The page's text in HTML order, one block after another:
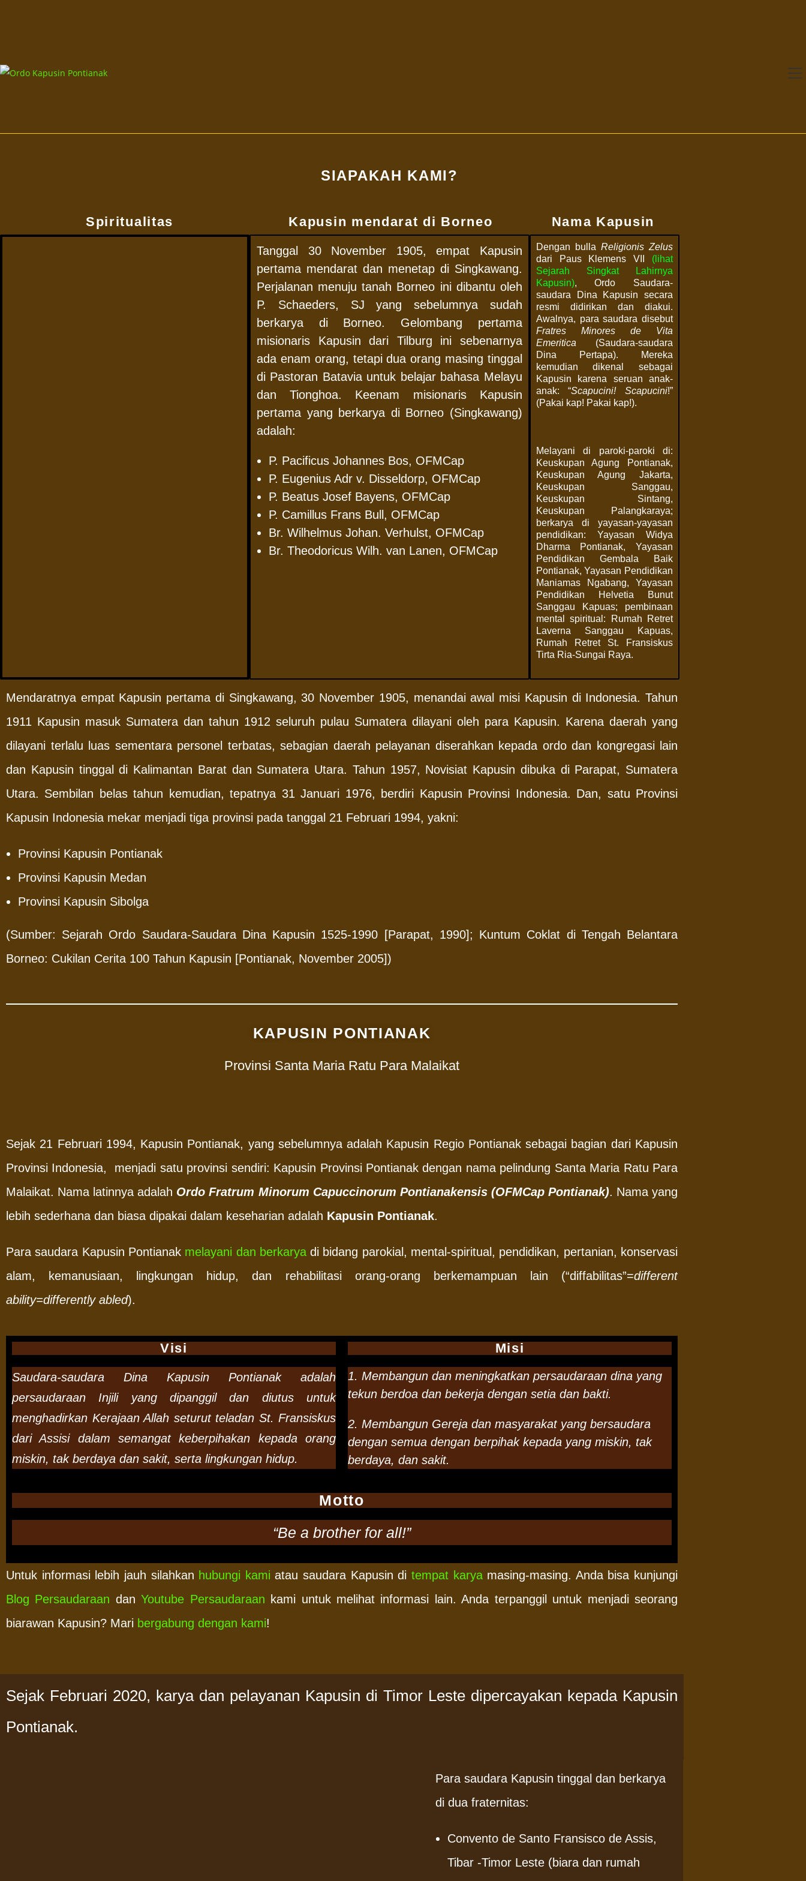
SIAPAKAH KAMI?
Spiritualitas Kapusin mendarat di Borneo Nama Kapusin
Tanggal 30 November 1905, empat Kapusin
pertama mendarat dan menetap di Singkawang.
Perjalanan menuju tanah Borneo ini dibantu oleh
P. Schaeders, SJ yang sebelumnya sudah
berkarya di Borneo. Gelombang pertama
misionaris Kapusin dari Tilburg ini sebenarnya
ada enam orang, tetapi dua orang masing tinggal
di Pastoran Batavia untuk belajar bahasa Melayu
dan Tionghoa. Keenam misionaris Kapusin
pertama yang berkarya di Borneo (Singkawang)
adalah:
P. Pacificus Johannes Bos, OFMCap
P. Eugenius Adr v. Disseldorp, OFMCap
P. Beatus Josef Bayens, OFMCap
P. Camillus Frans Bull, OFMCap
Br. Wilhelmus Johan. Verhulst, OFMCap
Br. Theodoricus Wilh. van Lanen, OFMCap
Dengan bulla Religionis Zelus
dari Paus Klemens VII (lihat
Sejarah Singkat Lahirnya
Kapusin), Ordo Saudara-
saudara Dina Kapusin secara
resmi didirikan dan diakui.
Awalnya, para saudara disebut
Fratres Minores de Vita
Emeritica (Saudara-saudara
Dina Pertapa). Mereka
kemudian dikenal sebagai
Kapusin karena seruan anak-
anak: “Scapucini! Scapucini!”
(Pakai kap! Pakai kap!).
Melayani di paroki-paroki di:
Keuskupan Agung Pontianak,
Keuskupan Agung Jakarta,
Keuskupan Sanggau,
Keuskupan Sintang,
Keuskupan Palangkaraya;
berkarya di yayasan-yayasan
pendidikan: Yayasan Widya
Dharma Pontianak, Yayasan
Pendidikan Gembala Baik
Pontianak, Yayasan Pendidikan
Maniamas Ngabang, Yayasan
Pendidikan Helvetia Bunut
Sanggau Kapuas; pembinaan
mental spiritual: Rumah Retret
Laverna Sanggau Kapuas,
Rumah Retret St. Fransiskus
Tirta Ria-Sungai Raya.
Mendaratnya empat Kapusin pertama di Singkawang, 30 November 1905, menandai awal misi Kapusin di Indonesia. Tahun
1911 Kapusin masuk Sumatera dan tahun 1912 seluruh pulau Sumatera dilayani oleh para Kapusin. Karena daerah yang
dilayani terlalu luas sementara personel terbatas, sebagian daerah pelayanan diserahkan kepada ordo dan kongregasi lain
dan Kapusin tinggal di Kalimantan Barat dan Sumatera Utara. Tahun 1957, Novisiat Kapusin dibuka di Parapat, Sumatera
Utara. Sembilan belas tahun kemudian, tepatnya 31 Januari 1976, berdiri Kapusin Provinsi Indonesia. Dan, satu Provinsi
Kapusin Indonesia mekar menjadi tiga provinsi pada tanggal 21 Februari 1994, yakni:
Provinsi Kapusin Pontianak
Provinsi Kapusin Medan
Provinsi Kapusin Sibolga
(Sumber: Sejarah Ordo Saudara-Saudara Dina Kapusin 1525-1990 [Parapat, 1990]; Kuntum Coklat di Tengah Belantara
Borneo: Cukilan Cerita 100 Tahun Kapusin [Pontianak, November 2005])
KAPUSIN PONTIANAK
Provinsi Santa Maria Ratu Para Malaikat
Sejak 21 Februari 1994, Kapusin Pontianak, yang sebelumnya adalah Kapusin Regio Pontianak sebagai bagian dari Kapusin
Provinsi Indonesia, menjadi satu provinsi sendiri: Kapusin Provinsi Pontianak dengan nama pelindung Santa Maria Ratu Para
Malaikat. Nama latinnya adalah Ordo Fratrum Minorum Capuccinorum Pontianakensis (OFMCap Pontianak). Nama yang
lebih sederhana dan biasa dipakai dalam keseharian adalah Kapusin Pontianak.
Para saudara Kapusin Pontianak melayani dan berkaryadi bidang parokial, mental-spiritual, pendidikan, pertanian, konservasi
alam, kemanusiaan, lingkungan hidup, dan rehabilitasi orang-orang berkemampuan lain (“diffabilitas”=different
ability=differently abled).
Visi
Saudara-saudara Dina Kapusin Pontianak adalah
persaudaraan Injili yang dipanggil dan diutus untuk
menghadirkan Kerajaan Allah seturut teladan St. Fransiskus
dari Assisi dalam semangat keberpihakan kepada orang
miskin, tak berdaya dan sakit, serta lingkungan hidup.
Misi
1. Membangun dan meningkatkan persaudaraan dina yang
tekun berdoa dan bekerja dengan setia dan bakti.
2. Membangun Gereja dan masyarakat yang bersaudara
dengan semua dengan berpihak kepada yang miskin, tak
berdaya, dan sakit.
Motto
“Be a brother for all!”
Untuk informasi lebih jauh silahkan hubungi kami atau saudara Kapusin di tempat karyamasing-masing. Anda bisa kunjungi
Blog Persaudaraan danYoutube Persaudaraan kami untuk melihat informasi lain. Anda terpanggil untuk menjadi seorang
biarawan Kapusin? Mari bergabung dengan kami!
Sejak Februari 2020, karya dan pelayanan Kapusin di Timor Leste dipercayakan kepada Kapusin
Pontianak.
Para saudara Kapusin tinggal dan berkarya
di dua fraternitas:
Convento de Santo Fransisco de Assis,
Tibar -Timor Leste (biara dan rumah
SILAKAN SUBSCRIBE LINKS
Comments feed
WordPress.org
ARSIP